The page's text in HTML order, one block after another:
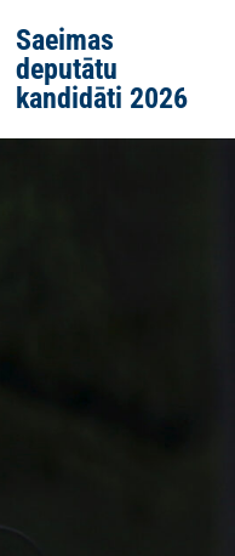
Saeimas
deputātu
kandidāti 2026